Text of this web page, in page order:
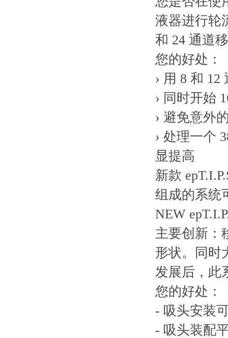
液器进行轮
和 24 通道
您的好处：
› 用 8 和
› 同时开始
› 避免意外
› 处理一个
显提高
新款
组成的系统
NEW
主要创新：
形状。同时
发展后，此
您的好处：
- 吸头安装
- 吸头装配